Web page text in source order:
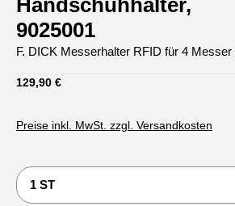
9025001
F. DICK Messerhalter RFID für 4 Messer
Regulärer Preis:
129,90 €
Preise inkl. MwSt. zzgl. Versandkosten
Produkt Anzahl: Gib den